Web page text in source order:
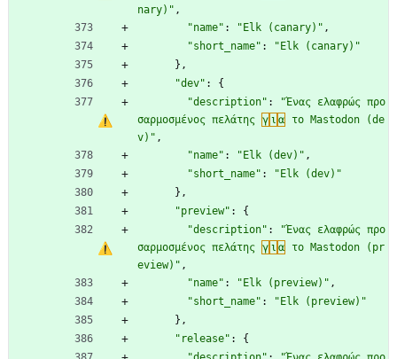
nary)" ,
"name" : "Elk (canary)" ,
"short_name" :
"Elk (canary)"
} ,
"dev" :
{
"description" :
"Ένας ελαφρώς προ
σαρμοσμένος πελάτης γ ι α το Mastodon (de
v)" ,
"name" : "Elk (dev)" ,
"short_name" :
"Elk (dev)"
} ,
"preview" :
{
"description" :
"Ένας ελαφρώς προ
σαρμοσμένος πελάτης γ ι α το Mastodon (pr
eview)" ,
"name" : "Elk (preview)" ,
"short_name" :
"Elk (preview)"
} ,
"release" :
{